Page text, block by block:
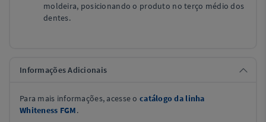
moldeira, posicionando o produto no terço médio dos
dentes.
Informações Adicionais
Para mais informações, acesse o catálogo da linha
Whiteness FGM.